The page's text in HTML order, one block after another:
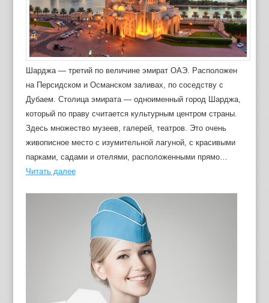
Шарджа — третий по величине эмират ОАЭ. Расположен
на Персидском и Османском заливах, по соседству с
Дубаем. Столица эмирата — одноименный город Шарджа,
который по праву считается культурным центром страны.
Здесь множество музеев, галерей, театров. Это очень
живописное место с изумительной лагуной, с красивыми
парками, садами и отелями, расположенными прямо…
Читать далее